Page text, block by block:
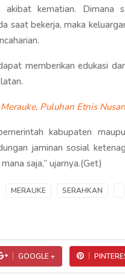
akibat kematian. Dimana
saat bekerja, maka
memberikan edukasi
Puluhan Etnis
kabupaten
jaminan sosial
saja,” ujarnya.(Get)
MERAUKE SERAHKAN
GOOGLE +